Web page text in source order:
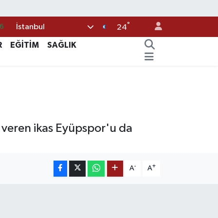
İstanbul 24°
EĞİTİM
SAĞLIK
ikas Eyüpspor'u da
A- A+